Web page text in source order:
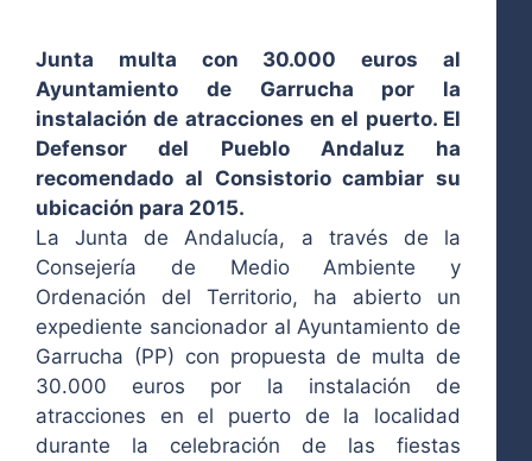
Junta multa con 30.000 euros al
Ayuntamiento de Garrucha por la
instalación de atracciones en el puerto. El
Defensor del Pueblo Andaluz ha
recomendado al Consistorio cambiar su
ubicación para 2015.
La Junta de Andalucía, a través de la
Consejería de Medio Ambiente y
Ordenación del Territorio, ha abierto un
expediente sancionador al Ayuntamiento de
Garrucha (PP) con propuesta de multa de
30.000 euros por la instalación de
atracciones en el puerto de la localidad
durante la celebración de las fiestas